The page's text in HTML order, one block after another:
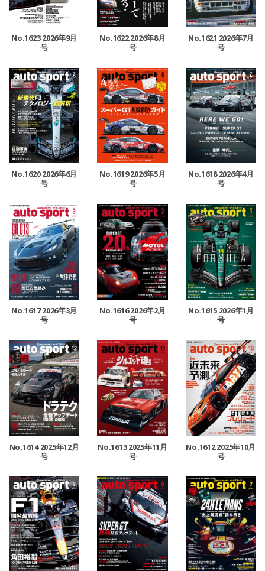
No.1623 2026年9月
号
No.1622 2026年8月
号
No.1621 2026年7月
号
No.1620 2026年6月
号
No.1619 2026年5月
号
No.1618 2026年4月
号
No.1617 2026年3月
号
No.1616 2026年2月
号
No.1615 2026年1月
号
No.1614 2025年12月
号
No.1613 2025年11月
号
No.1612 2025年10月
号